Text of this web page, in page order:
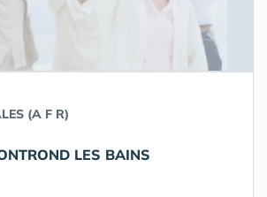
(A F R)
LES BAINS